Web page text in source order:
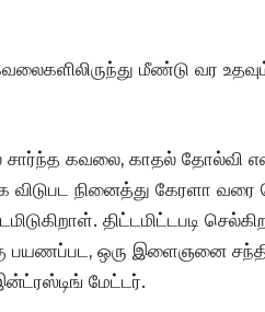
மீண்டு வர
சார்ந்த கவலை, காதல் தோல்வி
விடுபட நினைத்து கேரளா
திட்டமிட்டபடி
பயணப்பட, ஒரு இளைஞனை
மேட்டர்.